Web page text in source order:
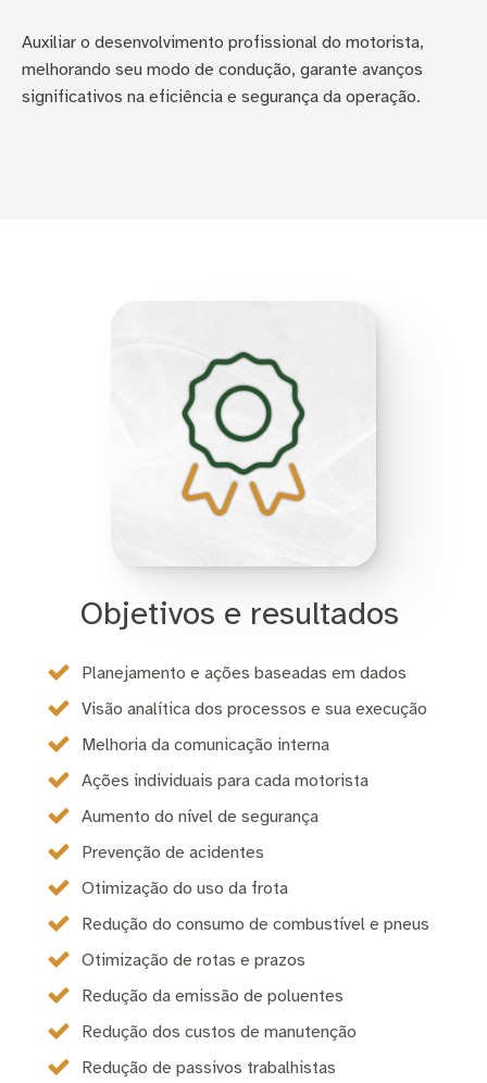
Auxiliar o desenvolvimento profissional do motorista,
melhorando seu modo de condução, garante avanços
significativos na eficiência e segurança da operação.
Objetivos e resultados
Planejamento e ações baseadas em dados
Visão analítica dos processos e sua execução
Melhoria da comunicação interna
Ações individuais para cada motorista
Aumento do nível de segurança
Prevenção de acidentes
Otimização do uso da frota
Redução do consumo de combustível e pneus
Otimização de rotas e prazos
Redução da emissão de poluentes
Redução dos custos de manutenção
Redução de passivos trabalhistas